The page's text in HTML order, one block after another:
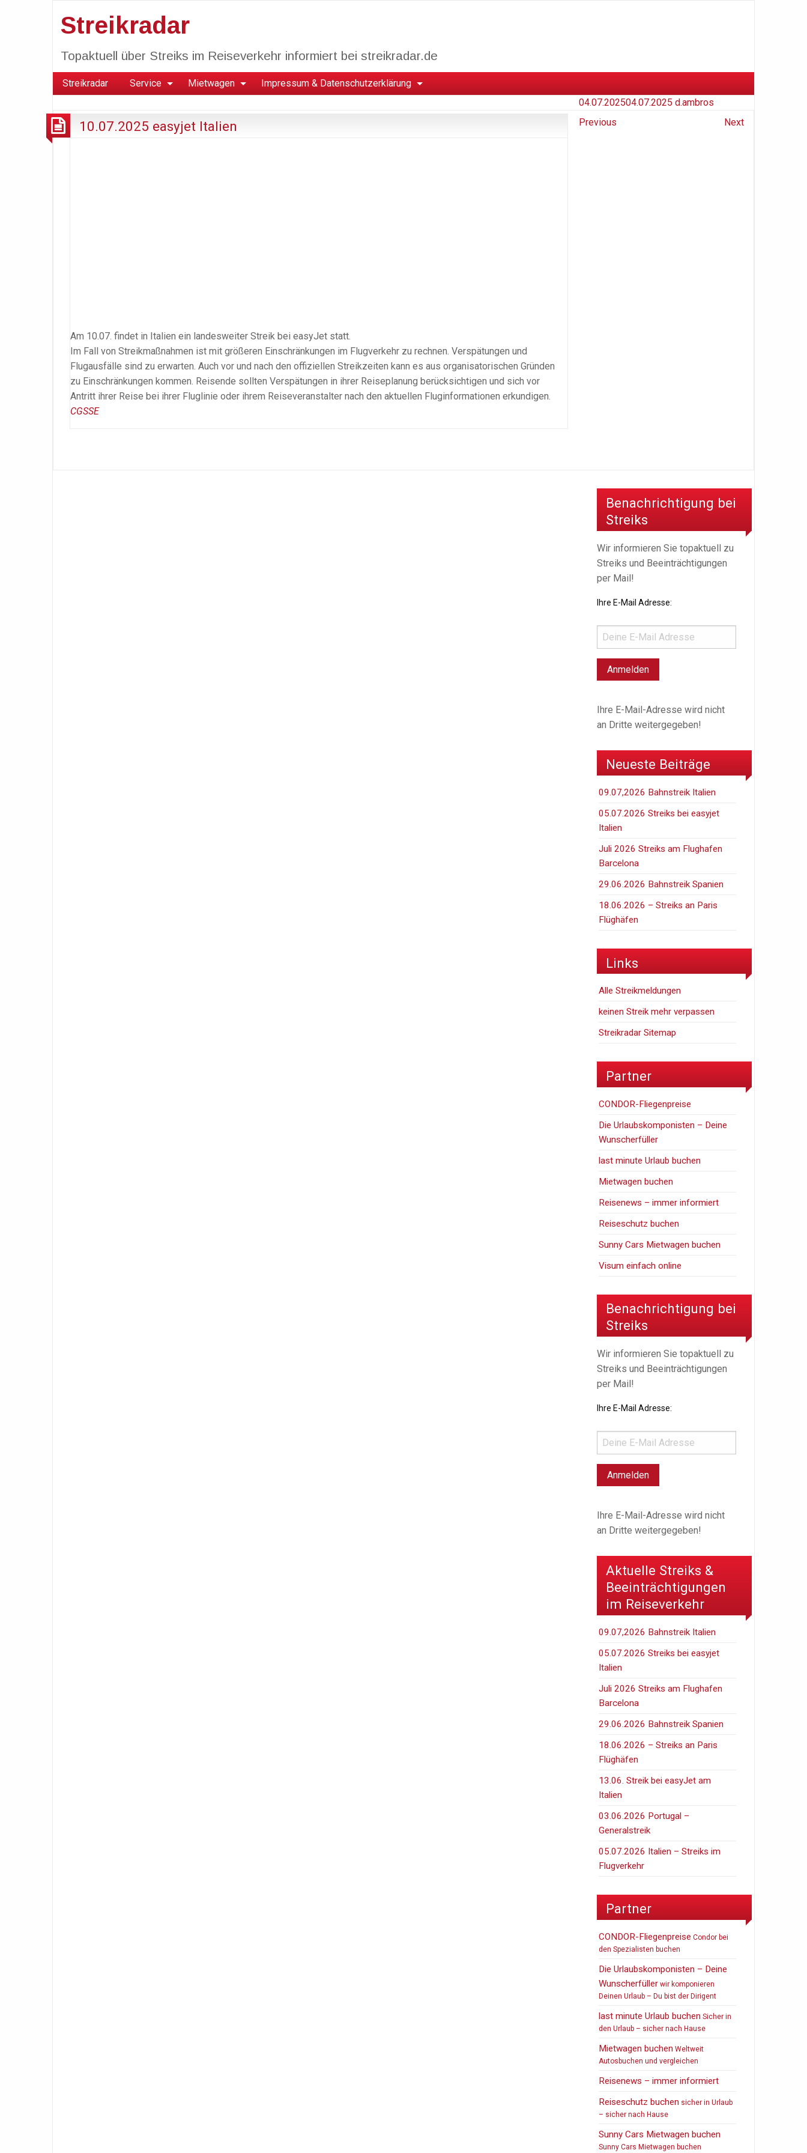
Streikradar
Topaktuell über Streiks im Reiseverkehr informiert bei streikradar.de
Streikradar Service Mietwagen Impressum & Datenschutzerklärung
10.07.2025 easyjet Italien
Am 10.07. findet in Italien ein landesweiter Streik bei easyJet statt.
Im Fall von Streikmaßnahmen ist mit größeren Einschränkungen im Flugverkehr zu rechnen. Verspätungen und
Flugausfälle sind zu erwarten. Auch vor und nach den offiziellen Streikzeiten kann es aus organisatorischen Gründen
zu Einschränkungen kommen. Reisende sollten Verspätungen in ihrer Reiseplanung berücksichtigen und sich vor
Antritt ihrer Reise bei ihrer Fluglinie oder ihrem Reiseveranstalter nach den aktuellen Fluginformationen erkundigen.
CGSSE
04.07.202504.07.2025 d.ambros
Previous
Next
Benachrichtigung bei
Streiks
Wir informieren Sie topaktuell zu
Streiks und Beeinträchtigungen
per Mail!
Ihre E-Mail Adresse:
Ihre E-Mail-Adresse wird nicht
an Dritte weitergegeben!
Neueste Beiträge
09.07,2026 Bahnstreik Italien
05.07.2026 Streiks bei easyjet
Italien
Juli 2026 Streiks am Flughafen
Barcelona
29.06.2026 Bahnstreik Spanien
18.06.2026 – Streiks an Paris
Flüghäfen
Links
Alle Streikmeldungen
keinen Streik mehr verpassen
Streikradar Sitemap
Partner
CONDOR-Fliegenpreise
Die Urlaubskomponisten – Deine
Wunscherfüller
last minute Urlaub buchen
Mietwagen buchen
Reisenews – immer informiert
Reiseschutz buchen
Sunny Cars Mietwagen buchen
Visum einfach online
Benachrichtigung bei
Streiks
Wir informieren Sie topaktuell zu
Streiks und Beeinträchtigungen
per Mail!
Ihre E-Mail Adresse:
Ihre E-Mail-Adresse wird nicht
an Dritte weitergegeben!
Aktuelle Streiks &
Beeinträchtigungen
im Reiseverkehr
09.07,2026 Bahnstreik Italien
05.07.2026 Streiks bei easyjet
Italien
Juli 2026 Streiks am Flughafen
Barcelona
29.06.2026 Bahnstreik Spanien
18.06.2026 – Streiks an Paris
Flüghäfen
13.06. Streik bei easyJet am
Italien
03.06.2026 Portugal –
Generalstreik
05.07.2026 Italien – Streiks im
Flugverkehr
Partner
CONDOR-Fliegenpreise Condor bei
den Spezialisten buchen
Die Urlaubskomponisten – Deine
Wunscherfüller wir komponieren
Deinen Urlaub – Du bist der Dirigent
last minute Urlaub buchen Sicher in
den Urlaub – sicher nach Hause
Mietwagen buchen Weltweit
Autosbuchen und vergleichen
Reisenews – immer informiert
Reiseschutz buchen sicher in Urlaub
– sicher nach Hause
Sunny Cars Mietwagen buchen
Sunny Cars Mietwagen buchen